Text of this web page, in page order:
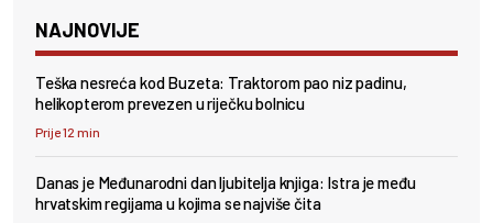
NAJNOVIJE
Teška nesreća kod Buzeta: Traktorom pao niz padinu,
helikopterom prevezen u riječku bolnicu
Prije 12 min
Danas je Međunarodni dan ljubitelja knjiga: Istra je među
hrvatskim regijama u kojima se najviše čita